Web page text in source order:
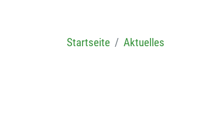
Startseite Aktuelles